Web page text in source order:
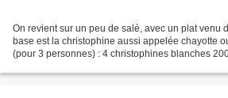
On revient sur un peu de salé, avec un plat venu
base est la christophine aussi appelée chayotte
(pour 3 personnes) : 4 christophines blanches